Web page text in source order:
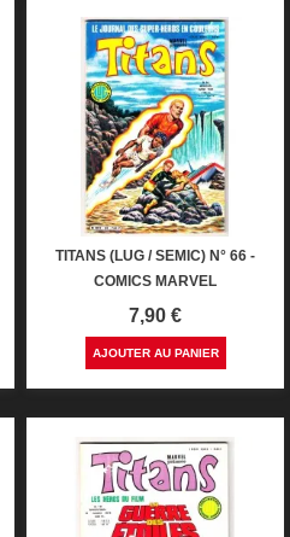
TITANS (LUG / SEMIC) N° 66 -
COMICS MARVEL
Prix
7,90 €
AJOUTER AU PANIER